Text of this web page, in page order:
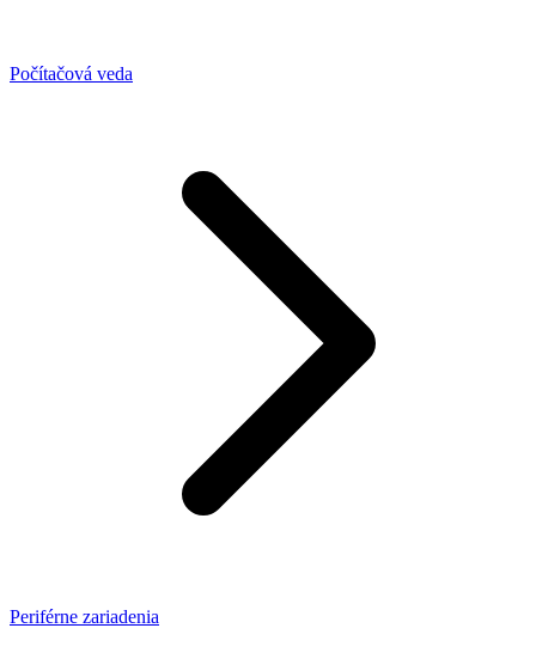
Počítačová veda
Periférne zariadenia